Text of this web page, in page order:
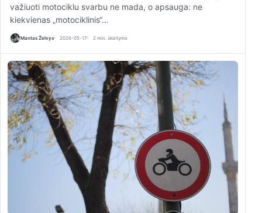
važiuoti motociklu svarbu ne mada, o apsauga: ne
kiekvienas „motociklinis“…
Mantas Želvys 2026-05-17 2 min. skaitymo